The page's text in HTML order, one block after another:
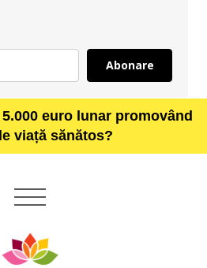
Abonare
euro lunar promovând
viață sănătos?